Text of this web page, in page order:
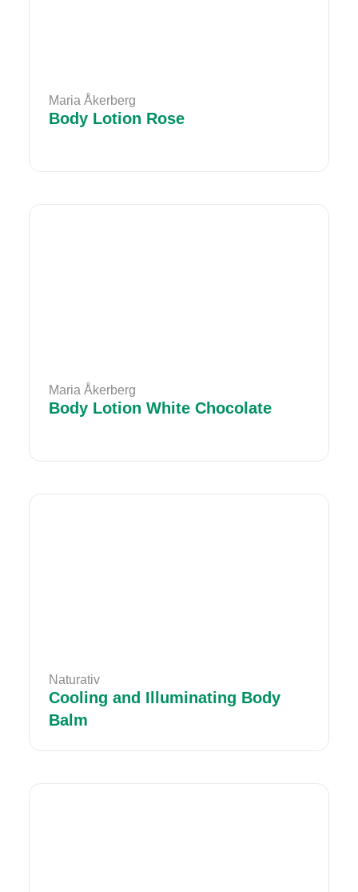
Maria Åkerberg
Body Lotion Rose
Maria Åkerberg
Body Lotion White Chocolate
Naturativ
Cooling and Illuminating Body
Balm